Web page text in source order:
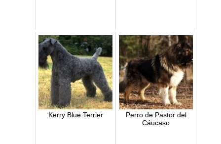
Kerry Blue Terrier
Perro de Pastor del
Cáucaso